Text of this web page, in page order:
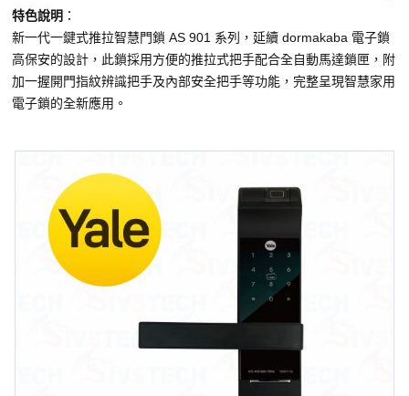
特色說明 ：
新一代一鍵式推拉智慧門鎖 AS 901 系列，延續 dormakaba 電子鎖
高保安的設計，此鎖採用方便的推拉式把手配合全自動馬達鎖匣，附
加一握開門指紋辨識把手及內部安全把手等功能，完整呈現智慧家用
電子鎖的全新應用。